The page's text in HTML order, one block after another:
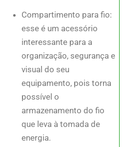
Compartimento para fio:
esse é um acessório
interessante para a
organização, segurança e
visual do seu
equipamento, pois torna
possível o
armazenamento do fio
que leva à tomada de
energia.